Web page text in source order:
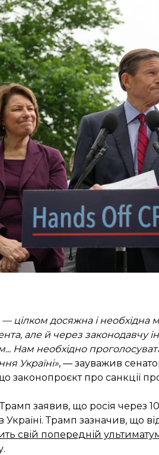
X / Richard Blumenthal
Блюменталь заявив про
За його словами, глава
розповів«Суспільному».
путін не заслуговує
про санкції. Все, що
щоб санкції були 500%, а не
моментом», щоб
85 прихильників, і за
досяжна і необхідна
але й через законодавчу
Нам необхідно
Україні», — зауважив
про санкції
заявив, що росія через
Трамп зазначив, що
свій попередній